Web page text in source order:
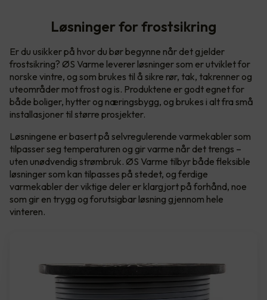
Løsninger for frostsikring
Er du usikker på hvor du bør begynne når det gjelder
frostsikring? ØS Varme leverer løsninger som er utviklet for
norske vintre, og som brukes til å sikre rør, tak, takrenner og
uteområder mot frost og is. Produktene er godt egnet for
både boliger, hytter og næringsbygg, og brukes i alt fra små
installasjoner til større prosjekter.
Løsningene er basert på selvregulerende varmekabler som
tilpasser seg temperaturen og gir varme når det trengs –
uten unødvendig strømbruk. ØS Varme tilbyr både fleksible
løsninger som kan tilpasses på stedet, og ferdige
varmekabler der viktige deler er klargjort på forhånd, noe
som gir en trygg og forutsigbar løsning gjennom hele
vinteren.